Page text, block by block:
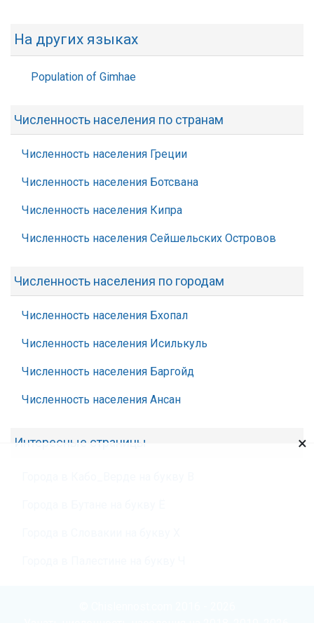
На других языках
Population of Gimhae
Численность населения по странам
Численность населения Греции
Численность населения Ботсвана
Численность населения Кипра
Численность населения Сейшельских Островов
Численность населения по городам
Численность населения Бхопал
Численность населения Исилькуль
Численность населения Баргойд
Численность населения Ансан
Интересные страницы ×